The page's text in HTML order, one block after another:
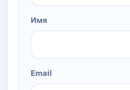
Имя
Email